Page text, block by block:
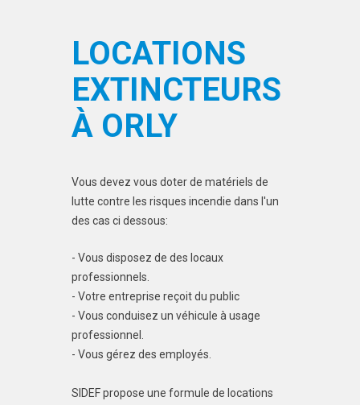
LOCATIONS
EXTINCTEURS
À ORLY
Vous devez vous doter de matériels de
lutte contre les risques incendie dans l'un
des cas ci dessous:
- Vous disposez de des locaux
professionnels.
- Votre entreprise reçoit du public
- Vous conduisez un véhicule à usage
professionnel.
- Vous gérez des employés.
SIDEF propose une formule de locations